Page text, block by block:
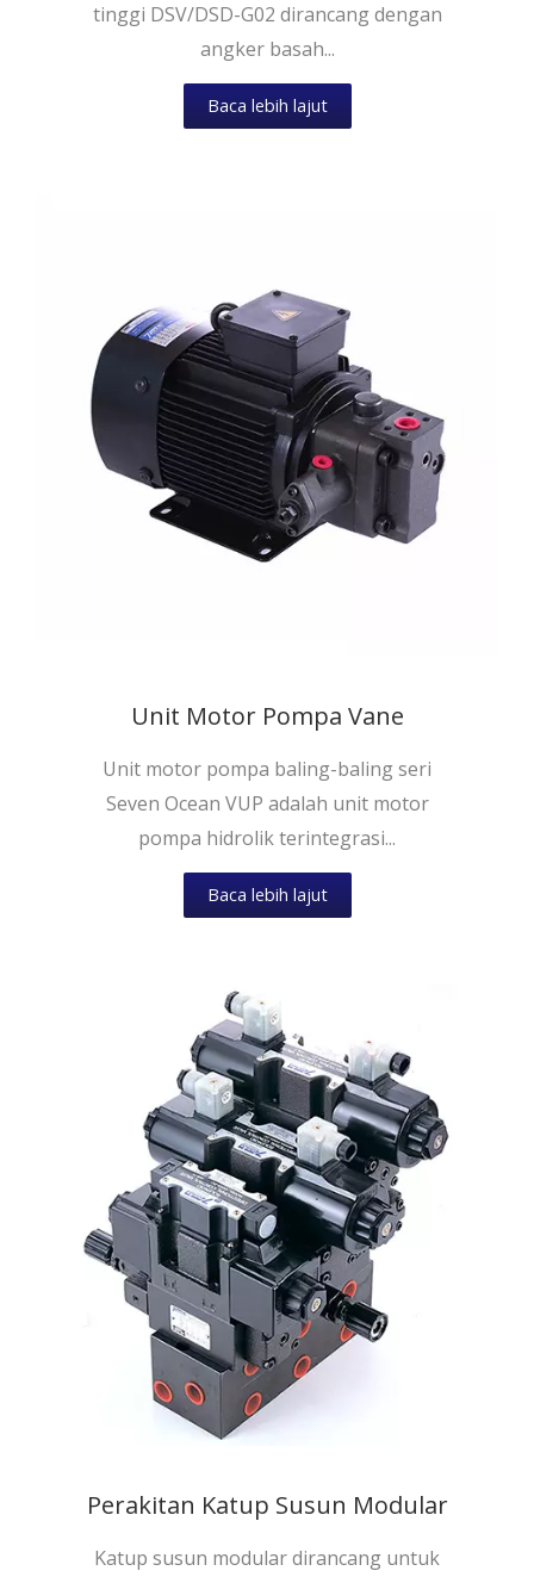
tinggi DSV/DSD-G02 dirancang dengan
angker basah...
Baca lebih lajut
Unit Motor Pompa Vane
Unit motor pompa baling-baling seri
Seven Ocean VUP adalah unit motor
pompa hidrolik terintegrasi...
Baca lebih lajut
Perakitan Katup Susun Modular
Katup susun modular dirancang untuk